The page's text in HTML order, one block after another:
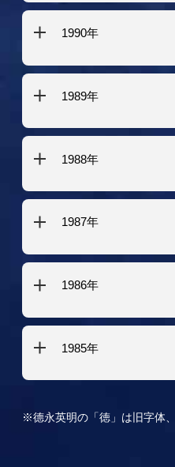
1990年
1989年
1988年
1987年
1986年
1985年
※德永英明の「徳」は旧字体